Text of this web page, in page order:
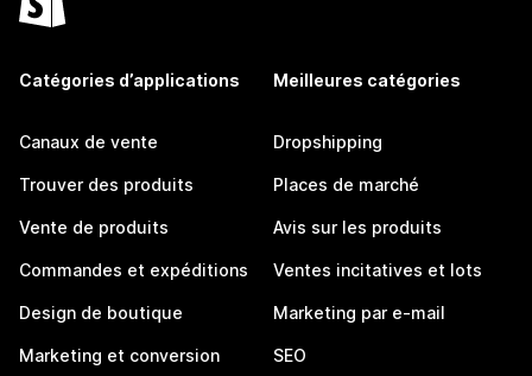
Catégories d’applications
Canaux de vente
Trouver des produits
Vente de produits
Commandes et expéditions
Design de boutique
Marketing et conversion
Meilleures catégories
Dropshipping
Places de marché
Avis sur les produits
Ventes incitatives et lots
Marketing par e-mail
SEO